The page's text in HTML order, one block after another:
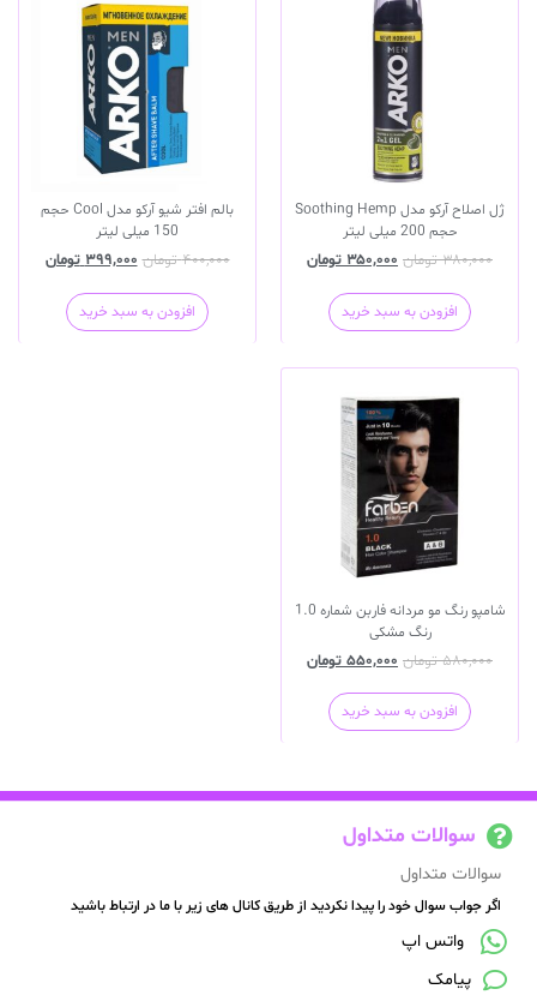
ژل اصلاح آرکو مدل Soothing Hemp
حجم 200 میلی لیتر
۳۸۰,۰۰۰ تومان ۳۵۰,۰۰۰ تومان
افزودن به سبد خرید
بالم افتر شیو آرکو مدل Cool حجم
150 میلی لیتر
۴۰۰,۰۰۰ تومان ۳۹۹,۰۰۰ تومان
افزودن به سبد خرید
شامپو رنگ مو مردانه فاربن شماره 1.0
رنگ مشکی
۵۸۰,۰۰۰ تومان ۵۵۰,۰۰۰ تومان
افزودن به سبد خرید
سوالات متداول
سوالات متداول
اگر جواب سوال خود را پیدا نکردید از طریق کانال های زیر با ما در ارتباط باشید
واتس اپ
پیامک